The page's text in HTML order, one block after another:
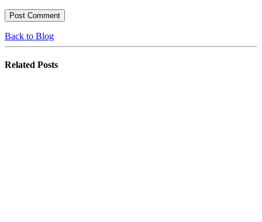
Back to Blog
Related Posts